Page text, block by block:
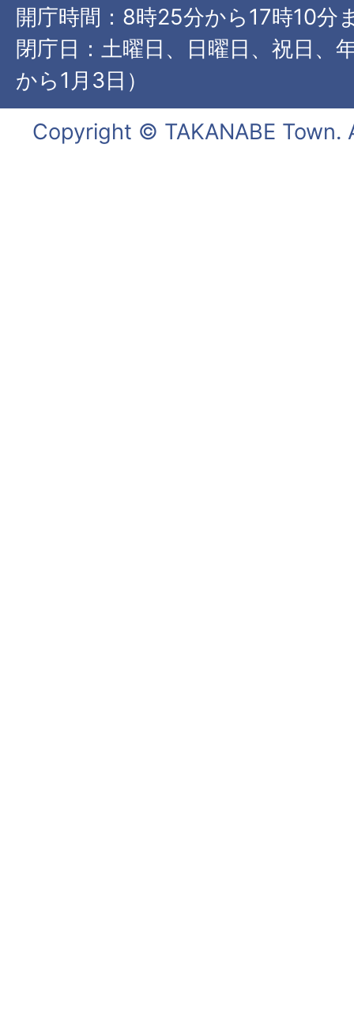
開庁時間：8時25分から17時10分
閉庁日：土曜日、日曜日、祝日、
から1月3日）
Copyright © TAKANABE Town.